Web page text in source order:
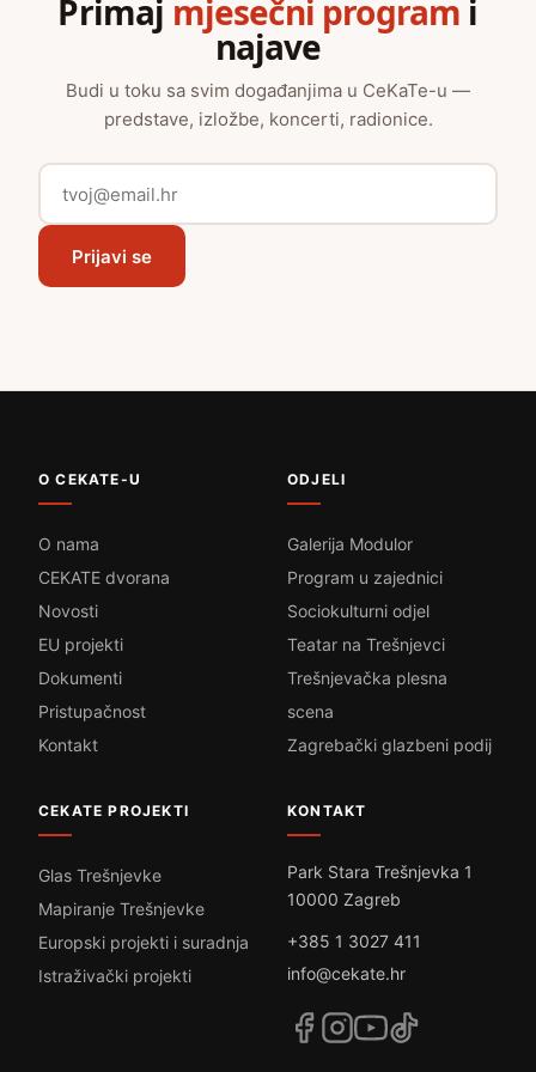
Primaj mjesečni program i
najave
Budi u toku sa svim događanjima u CeKaTe-u —
predstave, izložbe, koncerti, radionice.
Prijavi se
O CEKATE-U
O nama
CEKATE dvorana
Novosti
EU projekti
Dokumenti
Pristupačnost
Kontakt
ODJELI
Galerija Modulor
Program u zajednici
Sociokulturni odjel
Teatar na Trešnjevci
Trešnjevačka plesna
scena
Zagrebački glazbeni podij
CEKATE PROJEKTI
Glas Trešnjevke
Mapiranje Trešnjevke
Europski projekti i suradnja
Istraživački projekti
KONTAKT
Park Stara Trešnjevka 1
10000 Zagreb
+385 1 3027 411
info@cekate.hr